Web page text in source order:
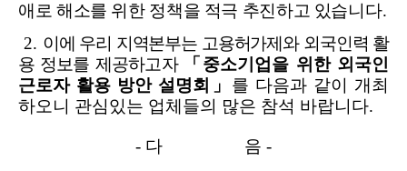
애로 해소를 위한 정책을 적극 추진하고 있습니다.
2. 이에 우리 지역본부는 고용허가제와 외국인력 활
용 정보를제공하고자 「 중소기업을 위한 외국인
근로자 활용 방안 설명회」 를 다음과 같이 개최
하오니 관심있는 업체들의 많은 참석 바랍니다.
- 다 음 -